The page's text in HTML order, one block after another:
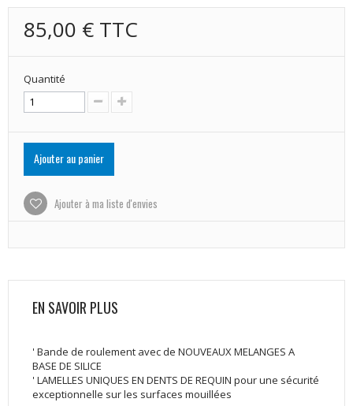
85,00 € TTC
Quantité
Ajouter au panier
Ajouter à ma liste d'envies
EN SAVOIR PLUS
' Bande de roulement avec de NOUVEAUX MELANGES A
BASE DE SILICE
' LAMELLES UNIQUES EN DENTS DE REQUIN pour une sécurité
exceptionnelle sur les surfaces mouillées